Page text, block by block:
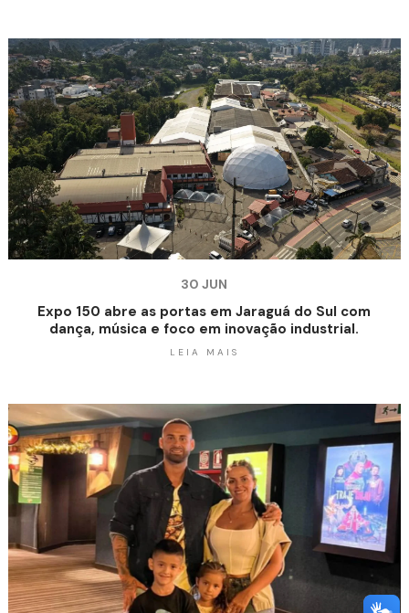
30 JUN
Expo 150 abre as portas em Jaraguá do Sul com
dança, música e foco em inovação industrial.
LEIA MAIS